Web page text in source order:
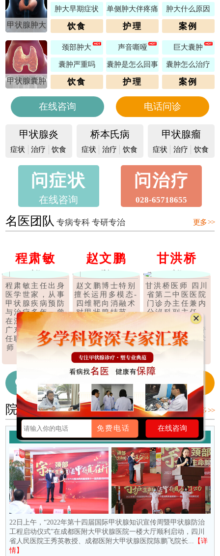
甲状腺肿大
肿大早期症状 单侧肿大伴疼痛 肿大什么原因
饮食 护理 案例
甲状腺囊肿
颈部肿大 声音嘶哑 巨大囊肿
囊肿严重吗 囊肿是怎么回事 囊肿怎么治疗
饮食 护理 案例
在线咨询 电话问诊
甲状腺炎
症状 治疗 饮食
桥本氏病
症状 治疗 饮食
甲状腺瘤
症状 治疗 饮食
问症状
在线咨询
问治疗
028-65718655
名医团队 专病专科 专研专治 更多 >>
程肃敏
主任
程肃敏主任出身
医学世家，从事
甲状腺疾病预防
与治疗多年，曾
在深圳、上海、
广东等多家医院
任职甲状腺科医
师，后经成都..
赵文鹏
博士
赵文鹏博士特别
擅长运用多模态-
四维靶向消融术
对甲状腺结节、
甲状腺腺瘤、甲
状腺囊肿、甲状
腺乳头状癌等甲
状腺疾..【详
细】
甘洪桥
主任
甘洪桥医师 四川
省第二中医医院
门诊办主任兼内
分泌科副主任，
副主任中医师，
四川省中医药管
理局第六批学术
和技术带头..
在线咨询医生 028-65718655
院内新闻 更多 >>
守护颈部生命腺 去“甲”存真在行动
22日上午，“2022年第十四届国际甲状腺知识宣传周暨甲状腺防治
工程启动仪式”在成都医附大甲状腺医院一楼大厅顺利启动，四川
省人民医院王秀英教授、成都医附大甲状腺医院陈鹏飞院长...
【详
情】
免费电话 在线咨询